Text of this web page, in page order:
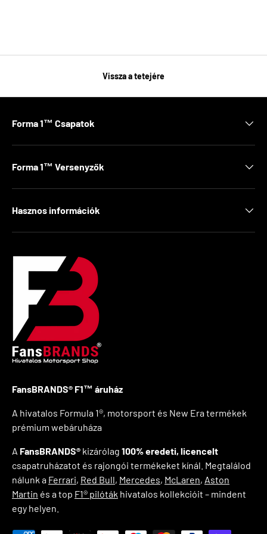
Vissza a tetejére
Forma 1™ Csapatok
Forma 1™ Versenyzők
Hasznos információk
FansBRANDS® F1™ áruház
A hivatalos Formula 1®, motorsport és New Era termékek
prémium webáruháza
A FansBRANDS® kizárólag 100% eredeti, licencelt
csapatruházatot és rajongói termékeket kínál. Megtalálod
nálunk a Ferrari, Red Bull, Mercedes, McLaren, Aston
Martin és a top F1® pilóták hivatalos kollekcióit – mindent
egy helyen.